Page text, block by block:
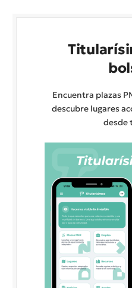
Encuentra plazas
descubre lugares
desde